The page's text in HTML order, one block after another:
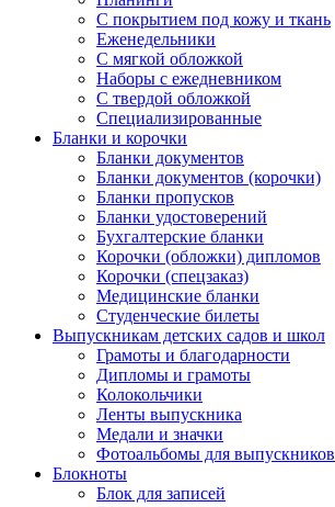
С покрытием под кожу и ткань
Еженедельники
С мягкой обложкой
Наборы с ежедневником
С твердой обложкой
Специализированные
Бланки и корочки
Бланки документов
Бланки документов (корочки)
Бланки пропусков
Бланки удостоверений
Бухгалтерские бланки
Корочки (обложки) дипломов
Корочки (спецзаказ)
Медицинские бланки
Студенческие билеты
Выпускникам детских садов и школ
Грамоты и благодарности
Дипломы и грамоты
Колокольчики
Ленты выпускника
Медали и значки
Фотоальбомы для выпускников
Блокноты
Блок для записей